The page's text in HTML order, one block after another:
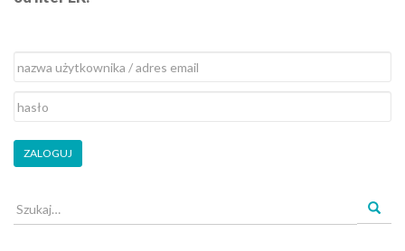
ZALOGUJ
Szukaj
dla: